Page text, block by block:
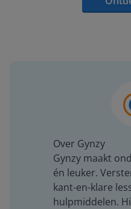
Over Gynzy
Gynzy maakt
én leuker.
kant-en-klare
hulpmiddelen.